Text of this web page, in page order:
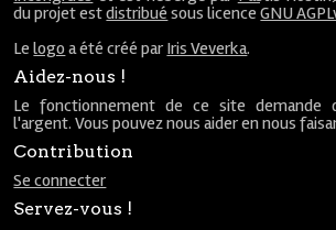
du projet estdistribué sous licenceGNU
Lelogo a été créé par Iris Veverka.
Aidez-nous !
Le fonctionnement de ce site
l'argent. Vous pouvez nous aider en nous
Contribution
Se connecter
Servez-vous !